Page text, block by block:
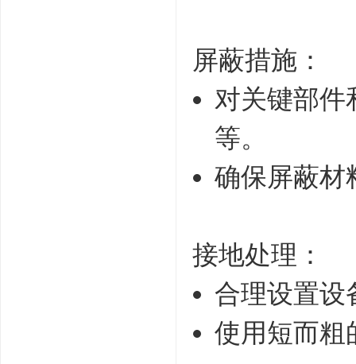
屏蔽措施：
对关键部件
等。
确保屏蔽材
接地处理：
合理设置设
使用短而粗